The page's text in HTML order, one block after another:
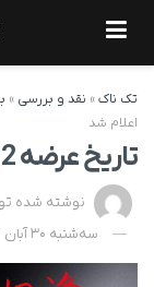
تک ناک» نقد و بررسی »
اعلام شد
تاریخ عرضه OnePlus 12 رسماً اعلام شد
نوشته شده
سه‌شنبه 30 آبان 1402 - 10:25